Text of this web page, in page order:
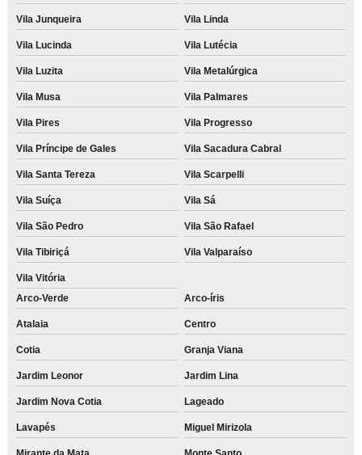
Vila Junqueira Vila Linda
Vila Lucinda Vila Lutécia
Vila Luzita Vila Metalúrgica
Vila Musa Vila Palmares
Vila Pires Vila Progresso
Vila Príncipe de Gales Vila Sacadura Cabral
Vila Santa Tereza Vila Scarpelli
Vila Suíça Vila Sá
Vila São Pedro Vila São Rafael
Vila Tibiriçá Vila Valparaíso
Vila Vitória
Arco-Verde
Arco-íris
Atalaia Centro
Cotia Granja Viana
Jardim Leonor Jardim Lina
Jardim Nova Cotia Lageado
Lavapés Miguel Mirizola